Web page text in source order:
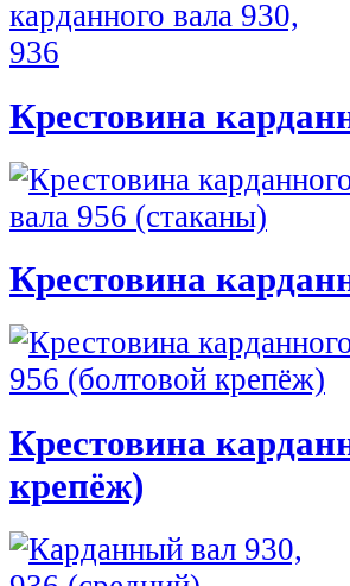
Крестовина
Крестовина
Крестовина
крепёж)